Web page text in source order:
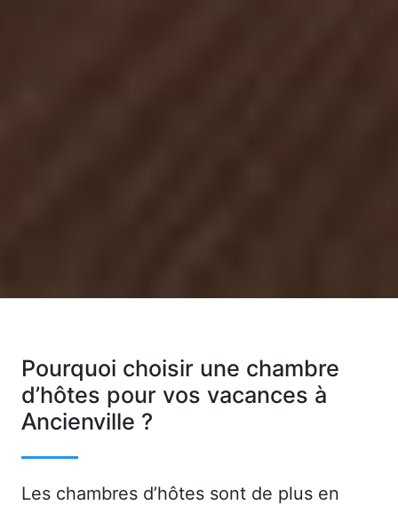
Pourquoi choisir une chambre
d’hôtes pour vos vacances à
Ancienville ?
Les chambres d’hôtes sont de plus en